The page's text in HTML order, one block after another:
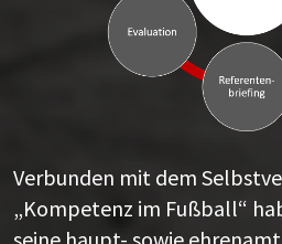
Verbunden mit dem
„Kompetenz im Fußball“